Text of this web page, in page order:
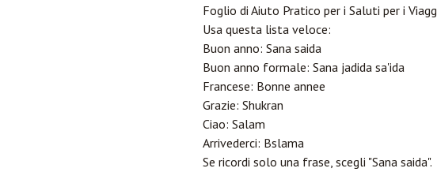
Foglio di Aiuto Pratico per i Saluti per i
Usa questa lista veloce:
Buon anno: Sana saida
Buon anno formale: Sana jadida sa'ida
Francese: Bonne annee
Grazie: Shukran
Ciao: Salam
Arrivederci: Bslama
Se ricordi solo una frase, scegli "Sana saida".